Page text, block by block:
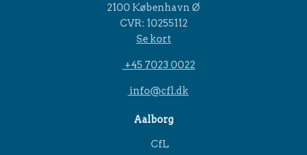
2100 København Ø
CVR: 10255112
Se kort
+45 7023 0022
info@cfl.dk
Aalborg
CfL